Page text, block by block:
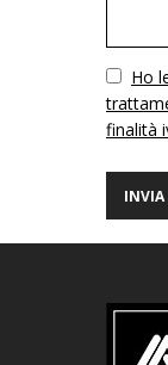
VuotoHo
finalità